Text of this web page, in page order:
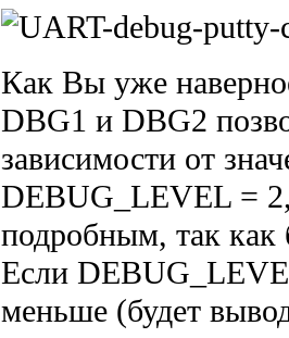
Как Вы уже
DBG1 и DBG2
зависимости от
DEBUG_LEVEL =
подробным, так
Если
меньше (будет